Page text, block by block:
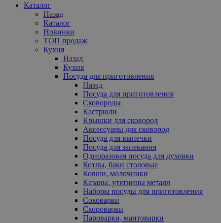
Каталог
Назад
Каталог
Новинки
ТОП продаж
Кухня
Назад
Кухня
Посуда для приготовления
Назад
Посуда для приготовления
Сковороды
Кастрюли
Крышки для сковород
Аксессуары для сковород
Посуда для выпечки
Посуда для запекания
Одноразовая посуда для духовки
Котлы, баки столовые
Ковши, молочники
Казаны, утятницы металл
Наборы посуды для приготовления
Соковарки
Скороварки
Пароварки, мантоварки